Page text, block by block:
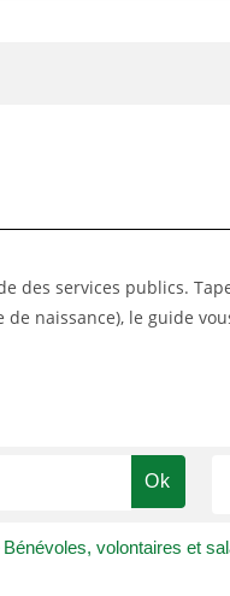
des services publics.
naissance), le guide
Bénévoles, volontaires et